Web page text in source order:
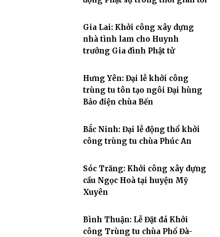
Gia Lai: Khởi công xây dựng
nhà tình lam cho Huynh
trưởng Gia đình Phật tử
Hưng Yên: Đại lễ khởi công
trùng tu tôn tạo ngôi Đại hùng
Bảo điện chùa Bến
Bắc Ninh: Đại lễ động thổ khởi
công trùng tu chùa Phúc An
Sóc Trăng: Khởi công xây dựng
cầu Ngọc Hoà tại huyện Mỹ
Xuyên
Bình Thuận: Lễ Đặt đá Khởi
công Trùng tu chùa Phổ Đà-